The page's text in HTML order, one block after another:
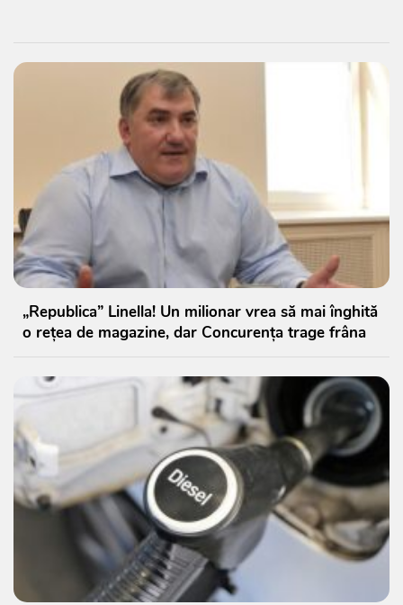
„Republica” Linella! Un milionar vrea să mai înghită
o rețea de magazine, dar Concurența trage frâna